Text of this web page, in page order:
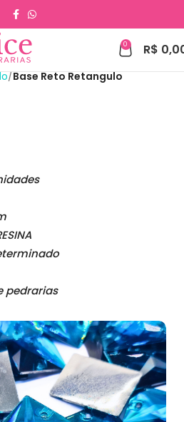
0 R$
Base Reto Retangulo
pedrarias